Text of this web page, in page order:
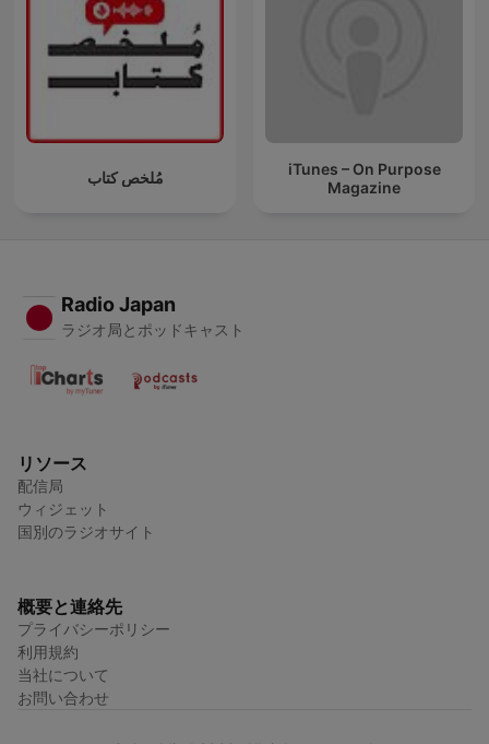
مُلخص كتاب
iTunes – On Purpose
Magazine
Radio Japan
ラジオ局とポッドキャスト
リソース
配信局
ウィジェット
国別のラジオサイト
概要と連絡先
プライバシーポリシー
利用規約
当社について
お問い合わせ